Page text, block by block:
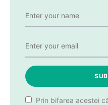
Prin bifarea acestei